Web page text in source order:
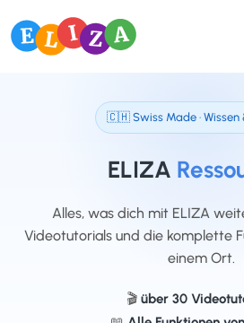
🇨🇭 Swiss Made · Wissen
ELIZA
Alles, was dich mit ELIZA
Videotutorials und die komplette
einem Ort.
🎬 über 30